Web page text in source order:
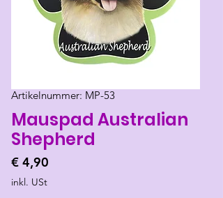
Artikelnummer: MP-53
Mauspad Australian
Shepherd
€ 4,90
inkl. USt